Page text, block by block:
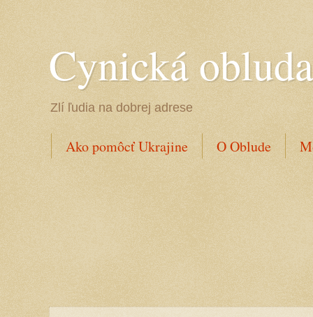
Cynická obluda
Zlí ľudia na dobrej adrese
Ako pomôcť Ukrajine O Oblude